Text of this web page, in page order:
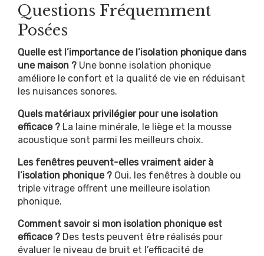
Questions Fréquemment
Posées
Quelle est l’importance de l’isolation phonique dans
une maison ? Une bonne isolation phonique
améliore le confort et la qualité de vie en réduisant
les nuisances sonores.
Quels matériaux privilégier pour une isolation
efficace ? La laine minérale, le liège et la mousse
acoustique sont parmi les meilleurs choix.
Les fenêtres peuvent-elles vraiment aider à
l’isolation phonique ? Oui, les fenêtres à double ou
triple vitrage offrent une meilleure isolation
phonique.
Comment savoir si mon isolation phonique est
efficace ? Des tests peuvent être réalisés pour
évaluer le niveau de bruit et l’efficacité de